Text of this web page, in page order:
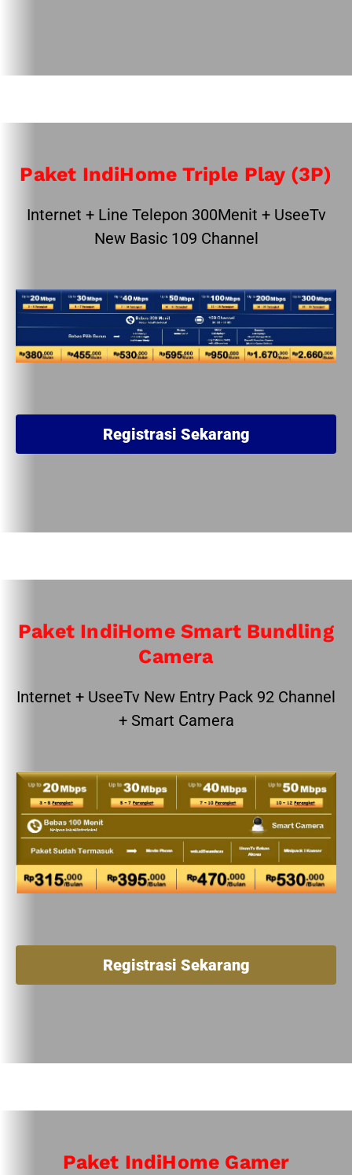
Paket IndiHome Triple Play (3P)
Internet + Line Telepon 300Menit + UseeTv
New Basic 109 Channel
Registrasi Sekarang
Paket IndiHome Smart Bundling
Camera
Internet + UseeTv New Entry Pack 92 Channel
+ Smart Camera
Registrasi Sekarang
Paket IndiHome Gamer